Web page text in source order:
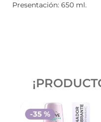
Presentación: 650 ml.
-35 %